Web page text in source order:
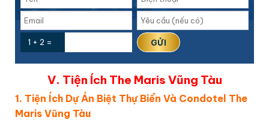
1 + 2 =
V. Tiện Ích The Maris Vũng Tàu
1. Tiện Ích Dự Án Biệt Thự Biển Và Condotel The
Maris Vũng Tàu